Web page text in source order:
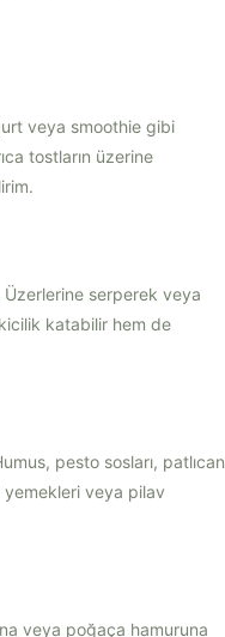
veya smoothie gibi
tostların üzerine
Üzerlerine serperek veya
katabilir hem de
pesto sosları, patlıcan
veya pilav
veya poğaça hamuruna